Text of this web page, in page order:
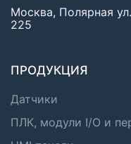
Москва, Полярная
225
ПРОДУКЦИЯ
Датчики
ПЛК, модули I/O и